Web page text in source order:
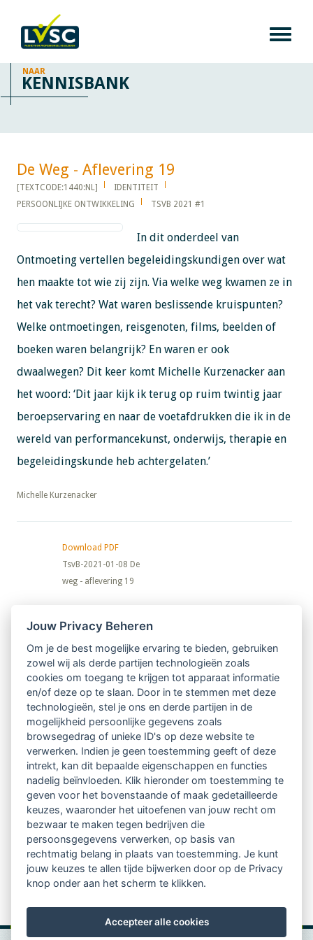
NAAR
KENNISBANK
De Weg - Aflevering 19​​​​​​
[TEXTCODE:1440:NL]
IDENTITEIT
PERSOONLIJKE ONTWIKKELING
TSVB 2021 #1
In dit onderdeel van
Ontmoeting vertellen begeleidingskundigen over wat
hen maakte tot wie zij zijn. Via welke weg kwamen ze in
het vak terecht? Wat waren beslissende kruispunten?
Welke ontmoetingen, reisgenoten, films, beelden of
boeken waren belangrijk? En waren er ook
dwaalwegen? Dit keer komt Michelle Kurzenacker aan
het woord: ‘Dit jaar kijk ik terug op ruim twintig jaar
beroepservaring en naar de voetafdrukken die ik in de
wereld van performancekunst, onderwijs, therapie en
begeleidingskunde heb achtergelaten.’
​​​​​​​Michelle Kurzenacker
Download PDF
TsvB-2021-01-08 De
weg - aflevering 19
Nieuwsbrief
Ontvang 10 x per jaar de LVSC-
relatienieuwsbrief met o.a.:
vrij toegankelijke TsvB-artikelen
nieuws op het vlak van professioneel
begeleiden
informatie over LVSC-activiteiten
Aanmelden nieuwsbrief
Jouw Privacy Beheren
Om je de best mogelijke ervaring te bieden, gebruiken
zowel wij als derde partijen technologieën zoals
cookies om toegang te krijgen tot apparaat informatie
en/of deze op te slaan. Door in te stemmen met deze
technologieën, stel je ons en derde partijen in de
mogelijkheid persoonlijke gegevens zoals
browsegedrag of unieke ID's op deze website te
verwerken. Indien je geen toestemming geeft of deze
intrekt, kan dit bepaalde eigenschappen en functies
nadelig beïnvloeden. Klik hieronder om toestemming te
geven voor het bovenstaande of maak gedetailleerde
keuzes, waaronder het uitoefenen van jouw recht om
bezwaar te maken tegen bedrijven die
persoonsgegevens verwerken, op basis van
rechtmatig belang in plaats van toestemming. Je kunt
jouw keuzes te allen tijde bijwerken door op de Privacy
knop onder aan het scherm te klikken.
Accepteer alle cookies